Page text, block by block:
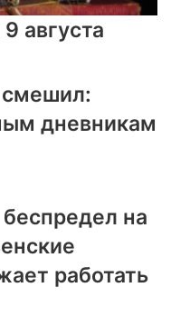
августа
дневникам
на
работать